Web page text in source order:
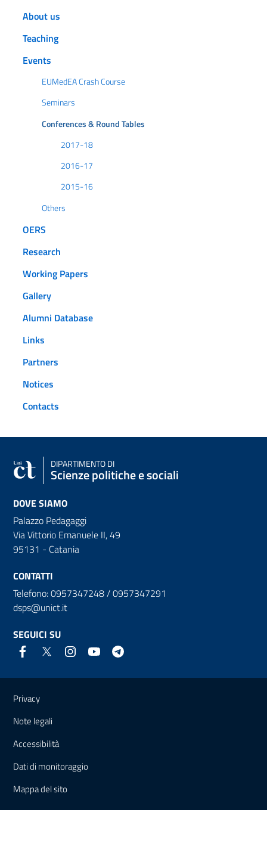
About us
Teaching
Events
EUMedEA Crash Course
Seminars
Conferences & Round Tables
2017-18
2016-17
2015-16
Others
OERS
Research
Working Papers
Gallery
Alumni Database
Links
Partners
Notices
Contacts
DIPARTIMENTO DI
Scienze politiche e sociali
DOVE SIAMO
Palazzo Pedagaggi
Via Vittorio Emanuele II, 49
95131 - Catania
CONTATTI
Telefono: 0957347248 / 0957347291
dsps@unict.it
SEGUICI SU
Link e informazioni utili
Privacy
Note legali
Accessibilità
Dati di monitoraggio
Mappa del sito